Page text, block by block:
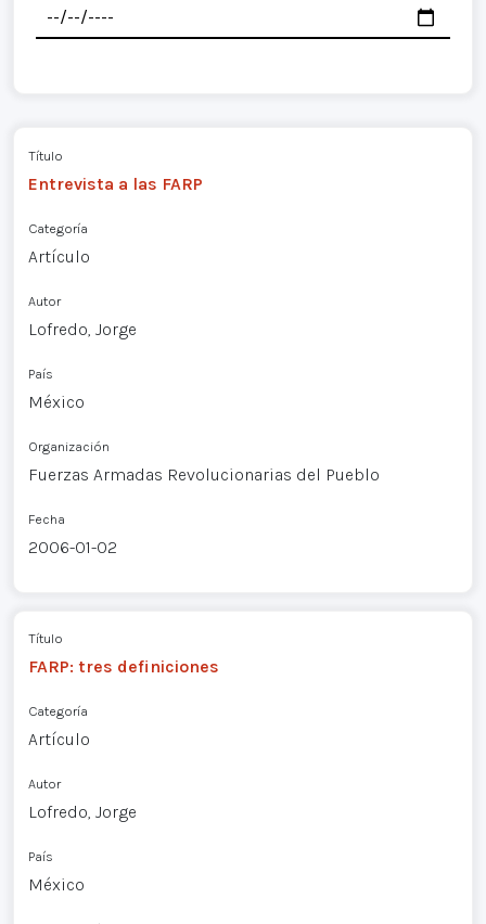
Título
Entrevista a las FARP
Categoría
Artículo
Autor
Lofredo, Jorge
País
México
Organización
Fuerzas Armadas Revolucionarias del Pueblo
Fecha
2006-01-02
Título
FARP: tres definiciones
Categoría
Artículo
Autor
Lofredo, Jorge
País
México